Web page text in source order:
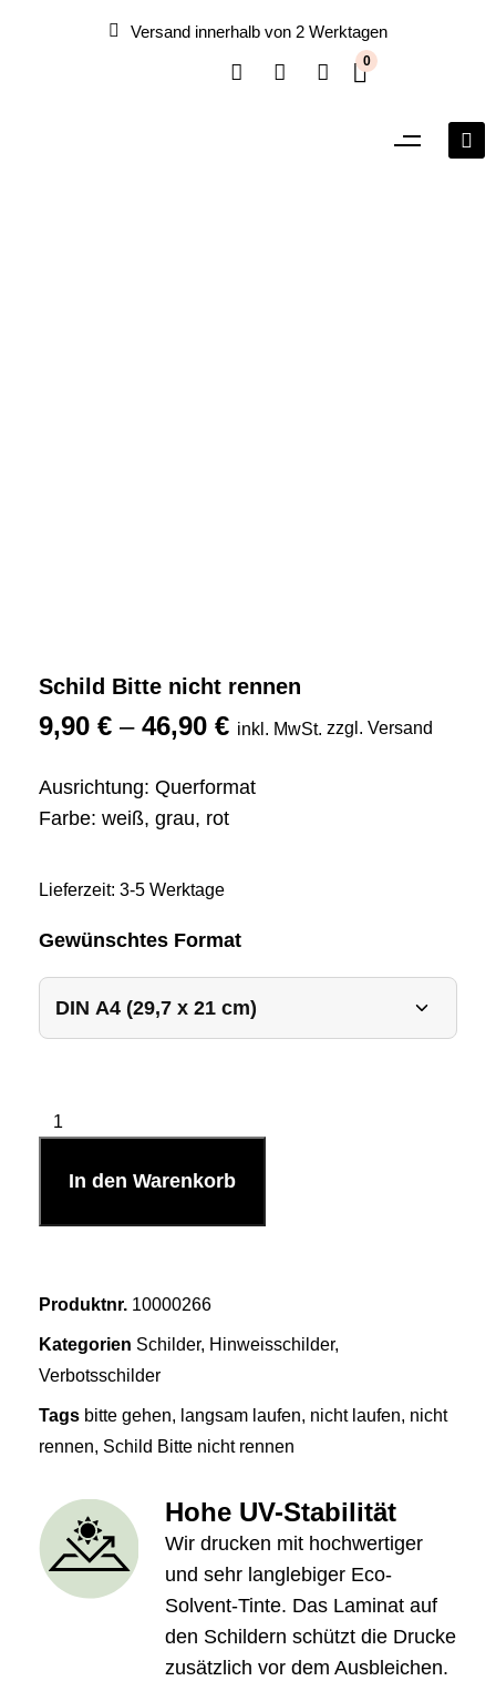
Versand innerhalb von 2 Werktagen
0
Schild Bitte nicht rennen
9,90 € – 46,90 € inkl. MwSt. zzgl. Versand
Ausrichtung: Querformat
Farbe: weiß, grau, rot
Lieferzeit: 3-5 Werktage
Gewünschtes Format
In den Warenkorb
Produktnr. 10000266
Kategorien Schilder, Hinweisschilder,
Verbotsschilder
Tags bitte gehen, langsam laufen, nicht laufen, nicht
rennen, Schild Bitte nicht rennen
Hohe UV-Stabilität
Wir drucken mit hochwertiger
und sehr langlebiger Eco-
Solvent-Tinte. Das Laminat auf
den Schildern schützt die Drucke
zusätzlich vor dem Ausbleichen.